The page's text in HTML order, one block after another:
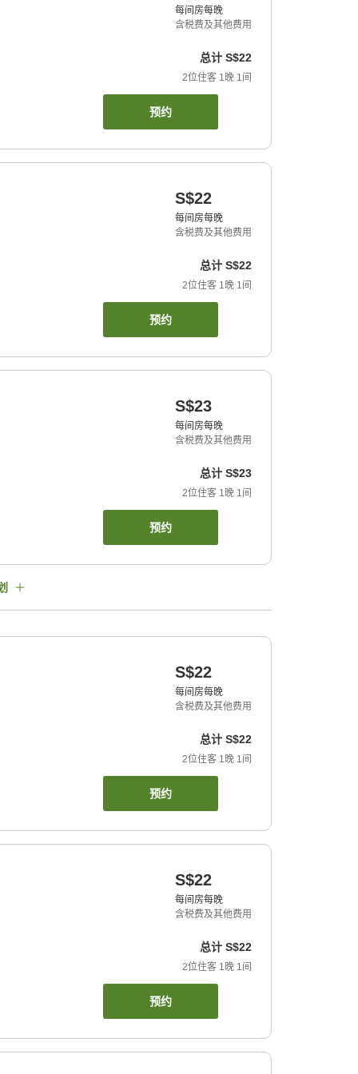
每间房每晚
含税费及其他费用
总计 S$22
2位住客 1晚 1间
预约
S$22
每间房每晚
含税费及其他费用
总计 S$22
2位住客 1晚 1间
预约
S$23
每间房每晚
含税费及其他费用
总计 S$23
2位住客 1晚 1间
预约
S$22
每间房每晚
含税费及其他费用
总计 S$22
2位住客 1晚 1间
预约
S$22
每间房每晚
含税费及其他费用
总计 S$22
2位住客 1晚 1间
预约